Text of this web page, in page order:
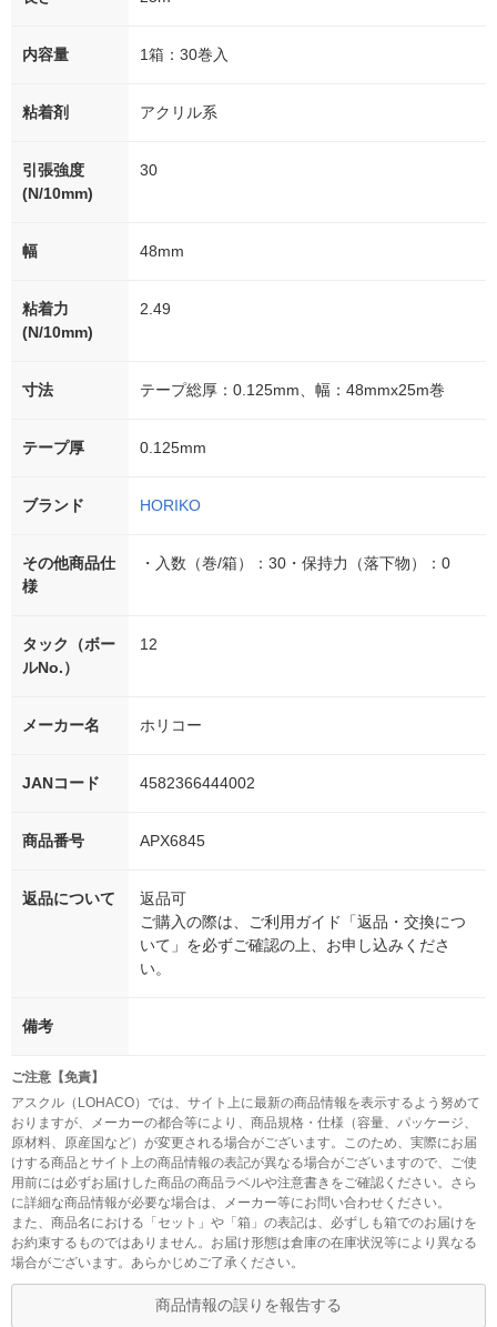
内容量 1箱：30巻入
粘着剤 アクリル系
引張強度
(N/10mm)
30
幅 48mm
粘着力
(N/10mm)
2.49
寸法 テープ総厚：0.125mm、幅：48mmx25m巻
テープ厚 0.125mm
ブランド HORIKO
その他商品仕
様
・入数（巻/箱）：30・保持力（落下物）：0
タック（ボー
ルNo.）
12
メーカー名 ホリコー
JANコード 4582366444002
商品番号 APX6845
返品について
返品可
ご購入の際は、ご利用ガイド「返品・交換につ
いて」を必ずご確認の上、お申し込みくださ
い。
備考
ご注意【免責】
アスクル（LOHACO）では、サイト上に最新の商品情報を表示するよう努めて
おりますが、メーカーの都合等により、商品規格・仕様（容量、パッケージ、
原材料、原産国など）が変更される場合がございます。このため、実際にお届
けする商品とサイト上の商品情報の表記が異なる場合がございますので、ご使
用前には必ずお届けした商品の商品ラベルや注意書きをご確認ください。さら
に詳細な商品情報が必要な場合は、メーカー等にお問い合わせください。
また、商品名における「セット」や「箱」の表記は、必ずしも箱でのお届けを
お約束するものではありません。お届け形態は倉庫の在庫状況等により異なる
場合がございます。あらかじめご了承ください。
商品情報の誤りを報告する